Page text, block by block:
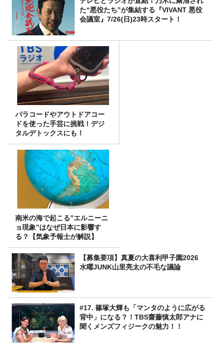
た“悪役たち”が集結する『VIVANT 悪役
会議室』7/26(日)23時スタート！
パラコードやアウトドアコー
ドを使った手芸に挑戦！デジ
タルデトックスにも！
南米の海で起こる”エルニーニ
ョ現象”はなぜ日本に影響す
る？【気象予報士が解説】
【募集要項】真夏の大喜利甲子園2026
水曜JUNK山里亮太の不毛な議論
#17. 篠塚大輝も「マンタのように広がる
背中」になる？！TBS齋藤慎太郎アナに
聞くメンズフィジークの魅力！！